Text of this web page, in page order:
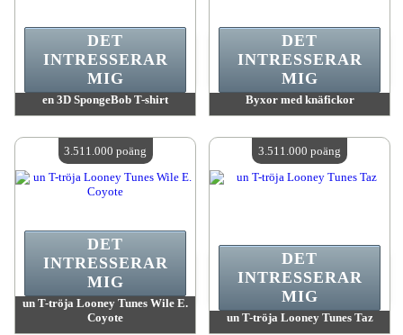
en 3D SpongeBob T-shirt
Antal tillgängliga:4
DET
INTRESSERAR
MIG
Byxor med knäfickor
Antal tillgängliga:4
DET
INTRESSERAR
MIG
un T-tröja Looney Tunes Wile E.
Coyote
DET
INTRESSERAR
MIG
3.511.000 poäng
un T-tröja Looney Tunes Taz
DET
INTRESSERAR
MIG
3.511.000 poäng